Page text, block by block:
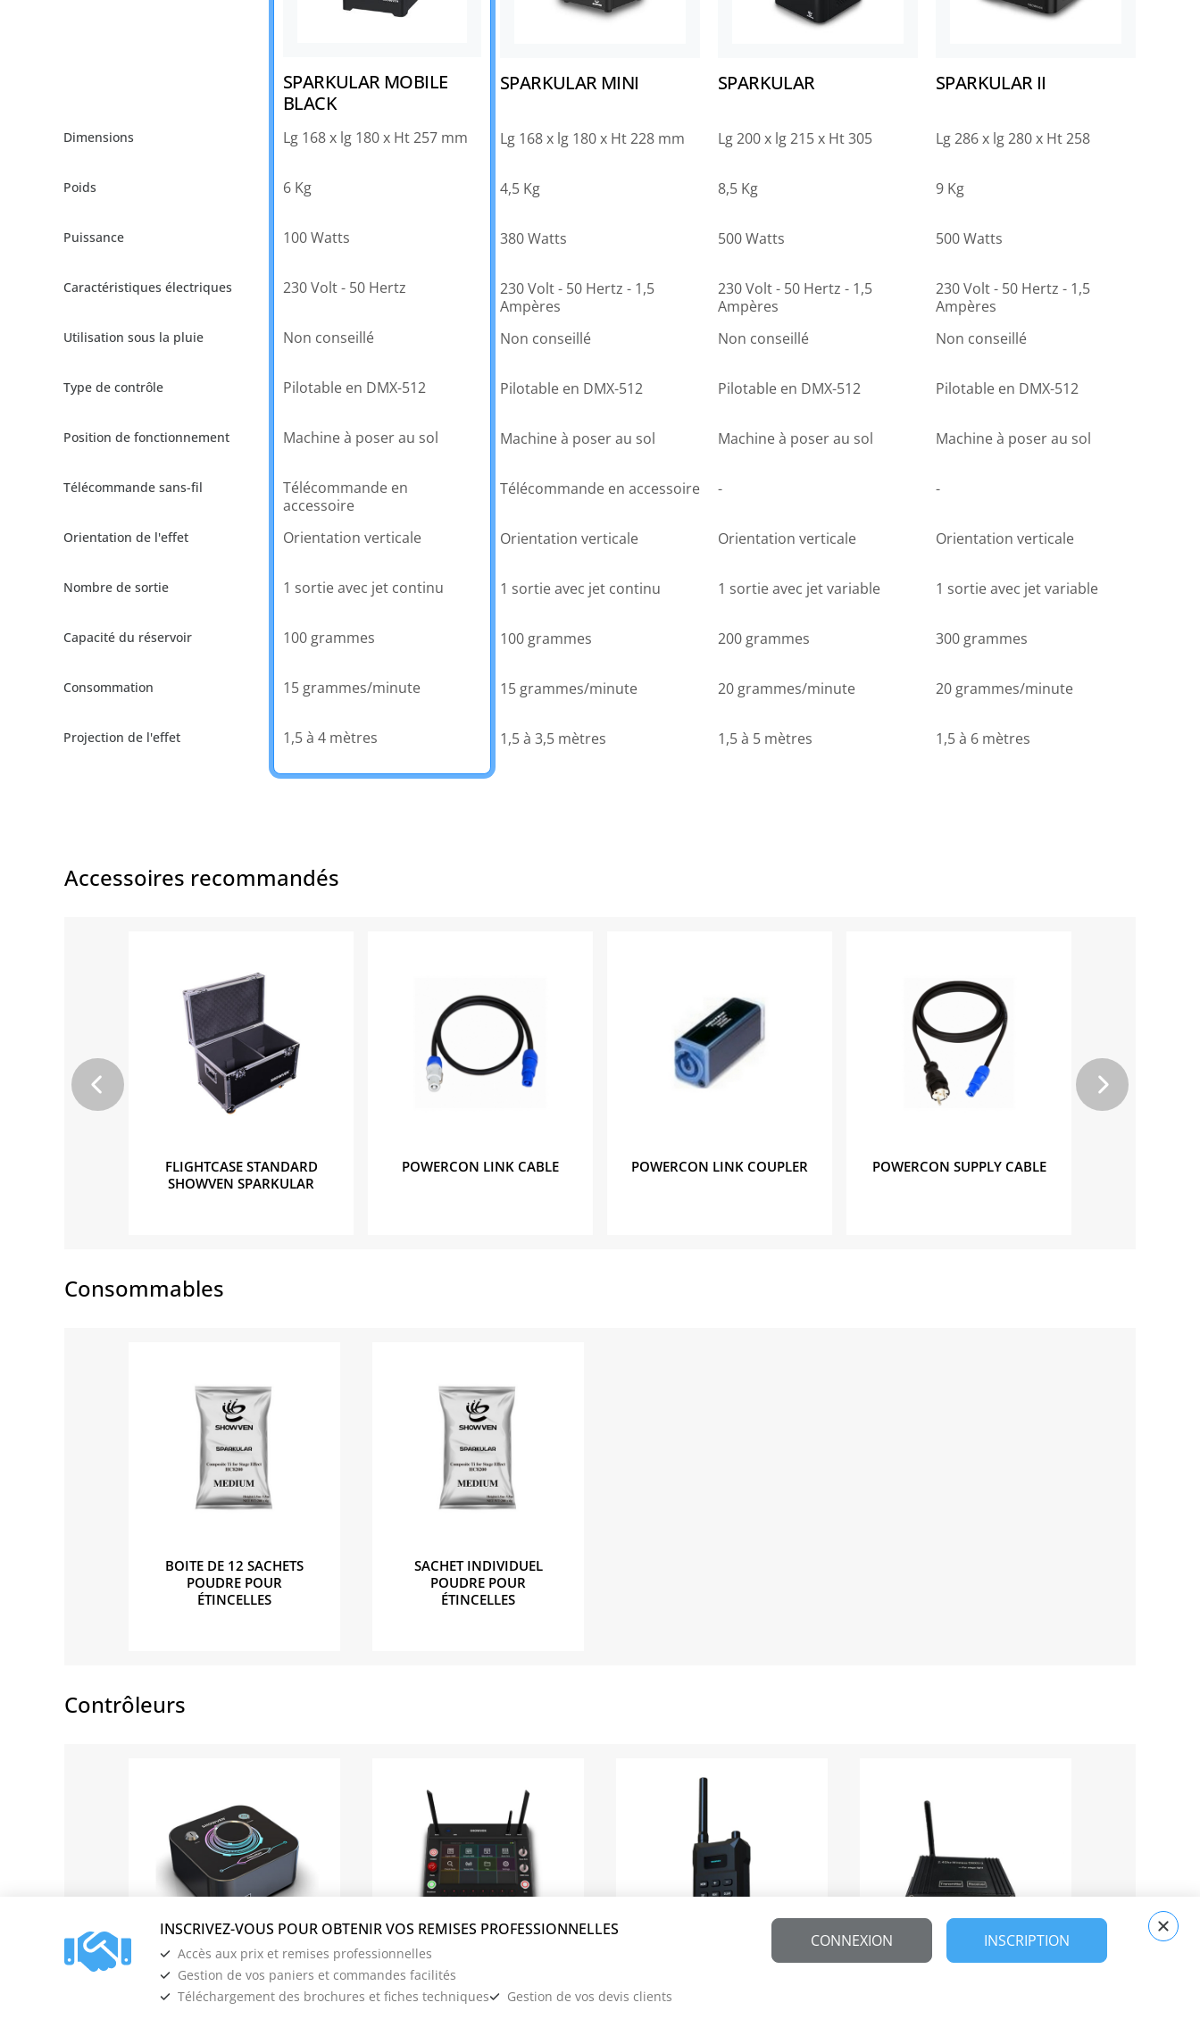
SPARKULAR MOBILE
BLACK
Lg 168 x lg 180 x Ht 257 mm
6 Kg
100 Watts
230 Volt - 50 Hertz
Non conseillé
Pilotable en DMX-512
Machine à poser au sol
Télécommande en
accessoire
Orientation verticale
1 sortie avec jet continu
100 grammes
15 grammes/minute
1,5 à 4 mètres
SPARKULAR MINI
Lg 168 x lg 180 x Ht 228 mm
4,5 Kg
380 Watts
230 Volt - 50 Hertz - 1,5
Ampères
Non conseillé
Pilotable en DMX-512
Machine à poser au sol
Télécommande en accessoire
Orientation verticale
1 sortie avec jet continu
100 grammes
15 grammes/minute
1,5 à 3,5 mètres
SPARKULAR
Lg 200 x lg 215 x Ht 305
8,5 Kg
500 Watts
230 Volt - 50 Hertz - 1,5
Ampères
Non conseillé
Pilotable en DMX-512
Machine à poser au sol
-
Orientation verticale
1 sortie avec jet variable
200 grammes
20 grammes/minute
1,5 à 5 mètres
SPARKULAR II
Lg 286 x lg 280 x Ht 258
9 Kg
500 Watts
230 Volt - 50 Hertz - 1,5
Ampères
Non conseillé
Pilotable en DMX-512
Machine à poser au sol
-
Orientation verticale
1 sortie avec jet variable
300 grammes
20 grammes/minute
1,5 à 6 mètres
Accessoires recommandés
FLIGHTCASE STANDARD
SHOWVEN SPARKULAR
POWERCON LINK CABLE POWERCON LINK COUPLER POWERCON SUPPLY CABLE
Consommables
BOITE DE 12 SACHETS
POUDRE POUR
ÉTINCELLES
SACHET INDIVIDUEL
POUDRE POUR
ÉTINCELLES
Contrôleurs
FX BUTTON FX COMMANDER
Accès aux prix et remises professionnelles
Gestion de vos paniers et commandes facilités
Téléchargement des brochures et fiches techniques
Gestion de vos devis clients
CONNEXION INSCRIPTION